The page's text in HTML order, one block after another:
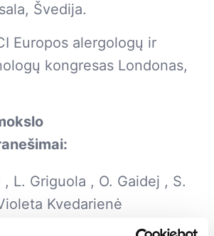
Švedija.
Europos alergologų ir
kongresas Londonas,
L. Griguola , O. Gaidej , S.
Kvedarienė
paracetamoliui